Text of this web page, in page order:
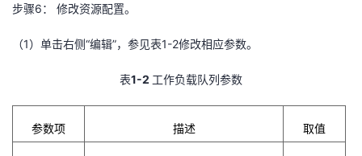
步骤6： 修改资源配置。
（1）单击右侧“编辑”，参见表1-2修改相应参数。
表1-2 工作负载队列参数
参数项 描述 取值